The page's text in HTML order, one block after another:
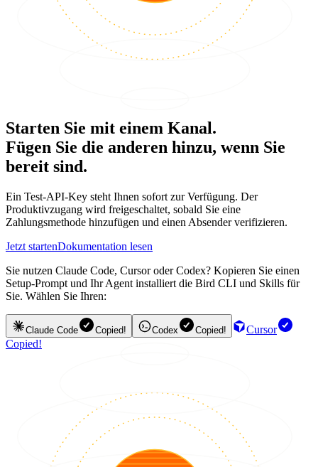
Starten Sie mit einem Kanal.
Fügen Sie die anderen hinzu, wenn Sie
bereit sind.
Ein Test-API-Key steht Ihnen sofort zur Verfügung. Der
Produktivzugang wird freigeschaltet, sobald Sie eine
Zahlungsmethode hinzufügen und einen Absender verifizieren.
Jetzt startenDokumentation lesen
Sie nutzen Claude Code, Cursor oder Codex? Kopieren Sie einen
Setup-Prompt und Ihr Agent installiert die Bird CLI und Skills für
Sie. Wählen Sie Ihren:
Claude Code Copied! Codex Copied!
Cursor
Copied!